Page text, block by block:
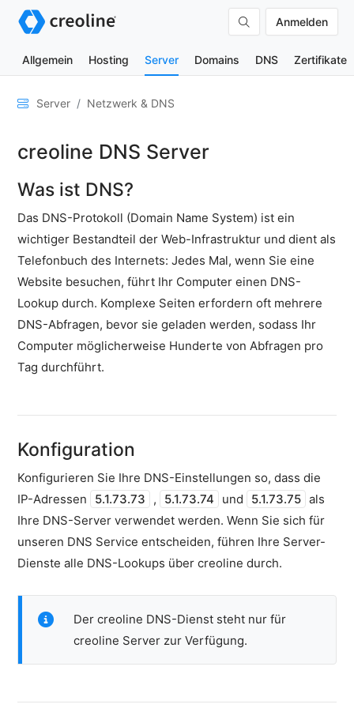
Anmelden
Allgemein Hosting Server Domains DNS Zertifikate
Allgemein
&
Traffic-
creoline
Server
VPC-
Netzwerke
Netzwerkkarte
unter
Debian
CloudLinux
konfigurieren
Webseite
via
lokalem
DNS-
Resolver
testen
Arbeitsdomain
mit
Server Netzwerk & DNS
creoline DNS Server
Was ist DNS?
Das DNS-Protokoll (Domain Name System) ist ein
wichtiger Bestandteil der Web-Infrastruktur und dient als
Telefonbuch des Internets: Jedes Mal, wenn Sie eine
Website besuchen, führt Ihr Computer einen DNS-
Lookup durch. Komplexe Seiten erfordern oft mehrere
DNS-Abfragen, bevor sie geladen werden, sodass Ihr
Computer möglicherweise Hunderte von Abfragen pro
Tag durchführt.
Konfiguration
Konfigurieren Sie Ihre DNS-Einstellungen so, dass die
IP-Adressen
5.1.73.73 , 5.1.73.74 und 5.1.73.75 als
Ihre DNS-Server verwendet werden. Wenn Sie sich für
unseren DNS Service entscheiden, führen Ihre Server-
Dienste alle DNS-Lookups über creoline durch.
Der creoline DNS-Dienst steht nur für
creoline Server zur Verfügung.